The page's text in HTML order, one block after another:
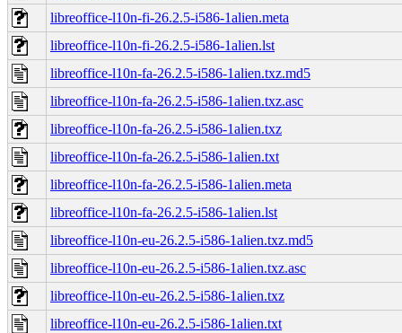
libreoffice-l10n-fi-26.2.5-i586-1alien.meta
libreoffice-l10n-fi-26.2.5-i586-1alien.lst
libreoffice-l10n-fa-26.2.5-i586-1alien.txz.md5
libreoffice-l10n-fa-26.2.5-i586-1alien.txz.asc
libreoffice-l10n-fa-26.2.5-i586-1alien.txz
libreoffice-l10n-fa-26.2.5-i586-1alien.txt
libreoffice-l10n-fa-26.2.5-i586-1alien.meta
libreoffice-l10n-fa-26.2.5-i586-1alien.lst
libreoffice-l10n-eu-26.2.5-i586-1alien.txz.md5
libreoffice-l10n-eu-26.2.5-i586-1alien.txz.asc
libreoffice-l10n-eu-26.2.5-i586-1alien.txz
libreoffice-l10n-eu-26.2.5-i586-1alien.txt